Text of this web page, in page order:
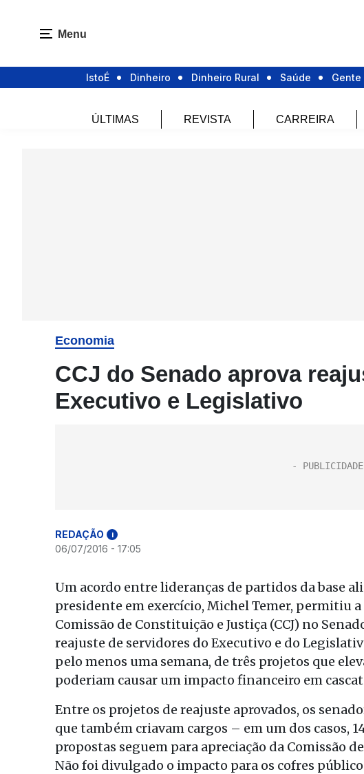
Menu
IstoÉ Dinheiro Dinheiro Rural Saúde Gente
ÚLTIMAS REVISTA CARREIRA
Economia
CCJ do Senado aprova
Executivo e Legislativo
REDAÇÃO i
06/07/2016 - 17:05
Um acordo entre lideranças de partidos da base
presidente em exercício, Michel Temer, permitiu
Comissão de Constituição e Justiça (CCJ) no
reajuste de servidores do Executivo e do
pelo menos uma semana, de três projetos que
poderiam causar um impacto financeiro em
Entre os projetos de reajuste aprovados, os
que também criavam cargos – em um dos casos,
propostas seguem para apreciação da Comissão
Não foi divulgado o impacto para os cofres